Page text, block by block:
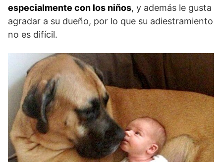
especialmente con los niños, y además le gusta
agradar a su dueño, por lo que su adiestramiento
no es difícil.